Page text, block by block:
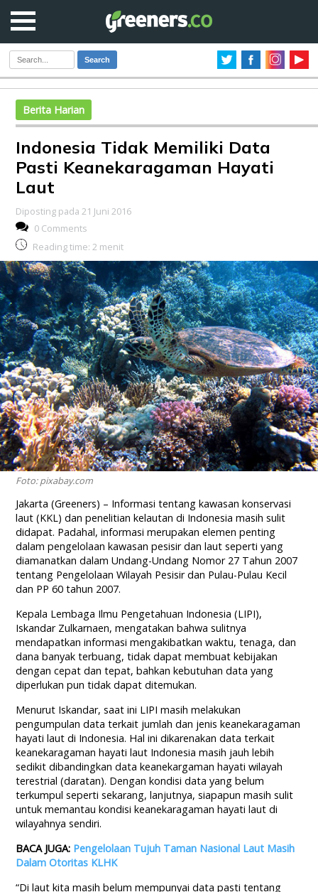
Search
Berita Harian
Indonesia Tidak Memiliki Data
Pasti Keanekaragaman Hayati
Laut
Diposting pada 21 Juni 2016
0 Comments
Reading time: 2 menit
Foto: pixabay.com
Jakarta (Greeners) – Informasi tentang kawasan konservasi
laut (KKL) dan penelitian kelautan di Indonesia masih sulit
didapat. Padahal, informasi merupakan elemen penting
dalam pengelolaan kawasan pesisir dan laut seperti yang
diamanatkan dalam Undang-Undang Nomor 27 Tahun 2007
tentang Pengelolaan Wilayah Pesisir dan Pulau-Pulau Kecil
dan PP 60 tahun 2007.
Kepala Lembaga Ilmu Pengetahuan Indonesia (LIPI),
Iskandar Zulkarnaen, mengatakan bahwa sulitnya
mendapatkan informasi mengakibatkan waktu, tenaga, dan
dana banyak terbuang, tidak dapat membuat kebijakan
dengan cepat dan tepat, bahkan kebutuhan data yang
diperlukan pun tidak dapat ditemukan.
Menurut Iskandar, saat ini LIPI masih melakukan
pengumpulan data terkait jumlah dan jenis keanekaragaman
hayati laut di Indonesia. Hal ini dikarenakan data terkait
keanekaragaman hayati laut Indonesia masih jauh lebih
sedikit dibandingkan data keanekargaman hayati wilayah
terestrial (daratan). Dengan kondisi data yang belum
terkumpul seperti sekarang, lanjutnya, siapapun masih sulit
untuk memantau kondisi keanekaragaman hayati laut di
wilayahnya sendiri.
BACA JUGA: Pengelolaan Tujuh Taman Nasional Laut Masih
Dalam Otoritas KLHK
“Di laut kita masih belum mempunyai data pasti tentang